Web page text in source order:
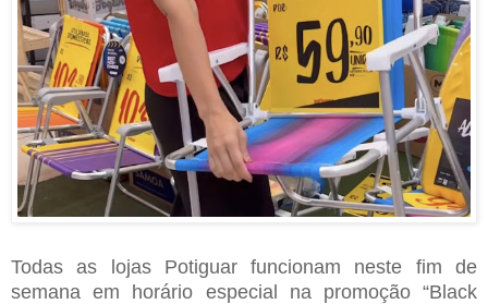
Todas as lojas Potiguar funcionam neste fim de
semana em horário especial na promoção “Black